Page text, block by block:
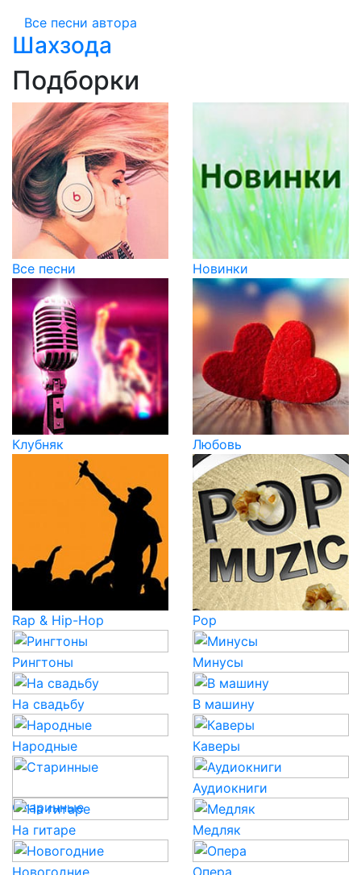
Все песни автора
Шахзода
Подборки
Все песни Новинки
Клубняк Любовь
Rap & Hip-Hop Pop
Рингтоны Минусы
На свадьбу В машину
Народные Каверы
Старинные
Аудиокниги
На гитаре Медляк
Новогодние Опера